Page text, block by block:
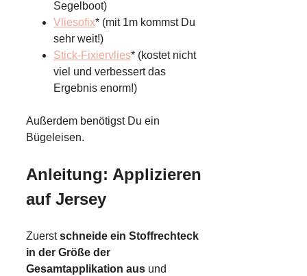
Segelboot)
Vliesofix* (mit 1m kommst Du
sehr weit!)
Stick-Fixiervlies* (kostet nicht
viel und verbessert das
Ergebnis enorm!)
Außerdem benötigst Du ein
Bügeleisen.
Anleitung: Applizieren
auf Jersey
Zuerstschneide ein Stoffrechteck
in der Größe der
Gesamtapplikation aus und